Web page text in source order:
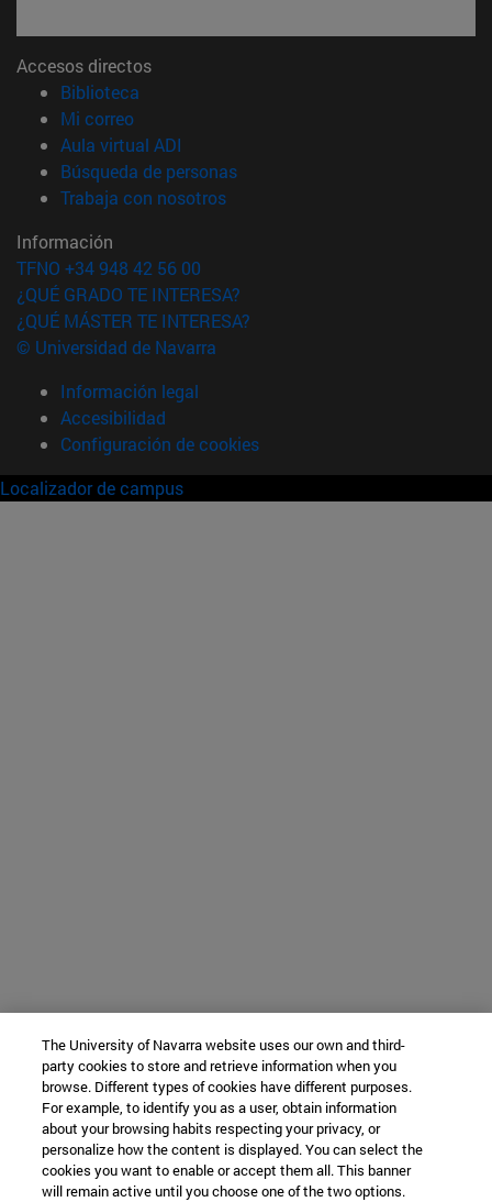
Accesos directos
Biblioteca
Mi correo(abre en nueva ventana)
Aula virtual ADI
Búsqueda de personas(abre en nueva ventana)
Trabaja con nosotros(abre en nueva ventana)
Información
TFNO +34 948 42 56 00
¿QUÉ GRADO TE INTERESA?
¿QUÉ MÁSTER TE INTERESA?
© Universidad de Navarra
Información legal
Accesibilidad
Configuración de cookies
Localizador de campus
The University of Navarra website uses our own and third-
party cookies to store and retrieve information when you
browse. Different types of cookies have different purposes.
For example, to identify you as a user, obtain information
about your browsing habits respecting your privacy, or
personalize how the content is displayed. You can select the
cookies you want to enable or accept them all. This banner
will remain active until you choose one of the two options.